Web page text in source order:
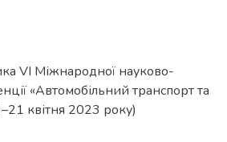
VІ Міжнародної науково-
«Автомобільний транспорт та
квітня 2023 року)